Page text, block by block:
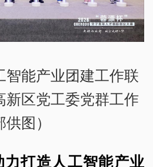
智能产业团建工作联
新区党工委党群工作
供图）
力打造人工智能产业